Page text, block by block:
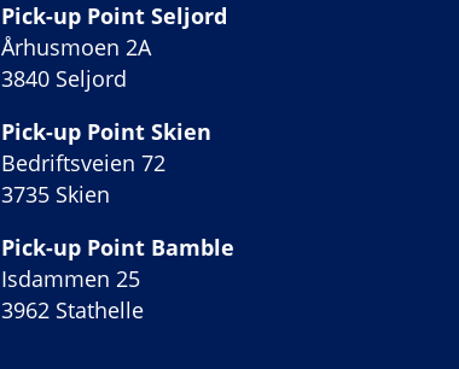
Pick-up Point Seljord
Århusmoen 2A
3840 Seljord
Pick-up Point Skien
Bedriftsveien 72
3735 Skien
Pick-up Point Bamble
Isdammen 25
3962 Stathelle